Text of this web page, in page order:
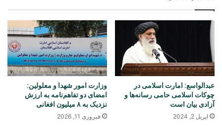
عبدالواسع: امارت اسلامی در
چوکات اسلامی حامی رسانه‌ها و
آزادی بیان است
اپریل 2, 2024
وزارت امور شهدا و معلولین:
امضای دو تفاهم‌نامه به ارزش
نزدیک به ۸ میلیون افغانی
فبروری 11, 2026